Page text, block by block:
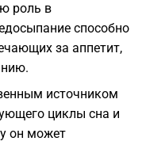
роль в
способно
за аппетит,
источником
циклы сна и
он может